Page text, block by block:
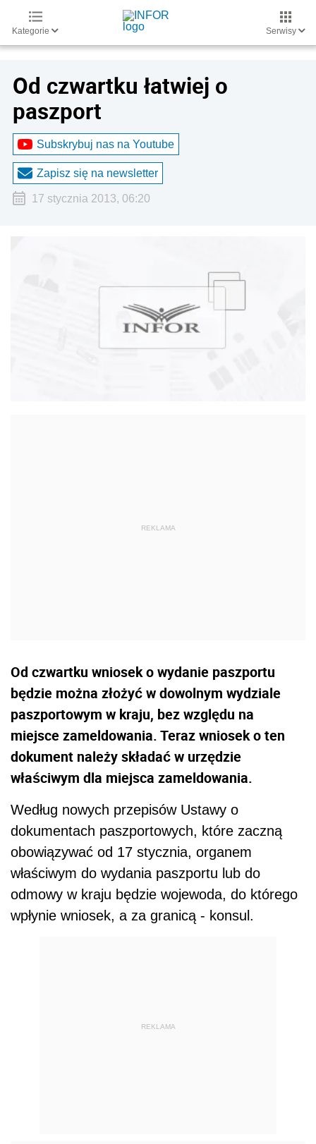
Kategorie Serwisy
Od czwartku łatwiej o
paszport
Subskrybuj nas na Youtube
Zapisz się na newsletter
17 stycznia 2013, 06:20
Od czwartku wniosek o wydanie paszportu
będzie można złożyć w dowolnym wydziale
paszportowym w kraju, bez względu na
miejsce zameldowania. Teraz wniosek o ten
dokument należy składać w urzędzie
właściwym dla miejsca zameldowania.
Według nowych przepisów Ustawy o
dokumentach paszportowych, które zaczną
obowiązywać od 17 stycznia, organem
właściwym do wydania paszportu lub do
odmowy w kraju będzie wojewoda, do którego
wpłynie wniosek, a za granicą - konsul.
REKLAMA